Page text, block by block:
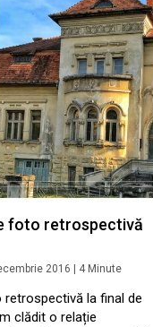
foto retrospectivă
2016 4 Minute
retrospectivă la final de
clădit o relație